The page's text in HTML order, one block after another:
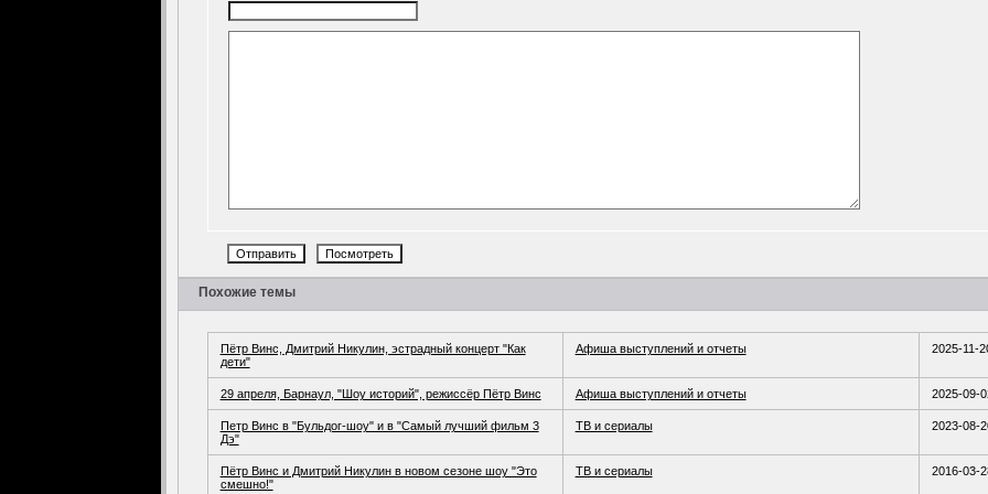
Похожие темы
Пётр Винс, Дмитрий Никулин, эстрадный концерт "Как
дети"
Афиша выступлений и отчеты 2025-11-
29 апреля, Барнаул, "Шоу историй", режиссёр Пётр Винс Афиша выступлений и отчеты 2025-09-
Петр Винс в "Бульдог-шоу" и в "Самый лучший фильм 3
Дэ"
ТВ и сериалы 2023-08-
Пётр Винс и Дмитрий Никулин в новом сезоне шоу "Это
смешно!"
ТВ и сериалы 2016-03-